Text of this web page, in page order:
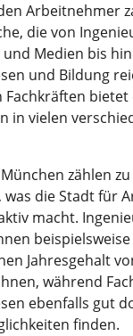
Arbeitnehmer
die von
Medien bis
und Bildung
Fachkräften bietet
in vielen
zählen
was die Stadt für
macht.
Jahresgehalt
während
ebenfalls gut
finden.